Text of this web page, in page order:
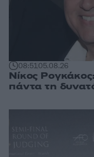
08:5105.08.26
Νίκος
πάντα τη